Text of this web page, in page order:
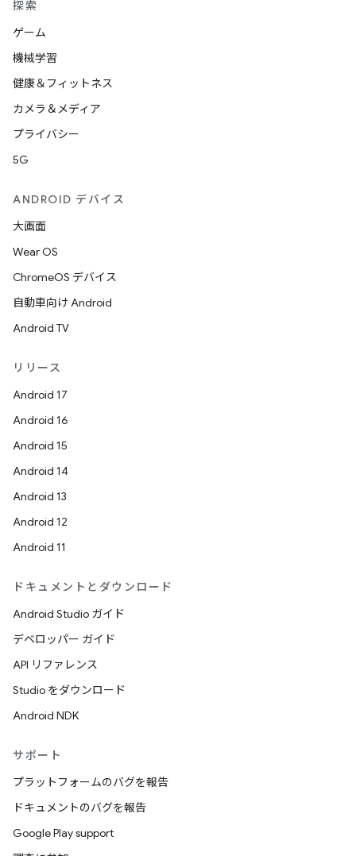
探索
ゲーム
機械学習
健康＆フィットネス
カメラ＆メディア
プライバシー
5G
ANDROID デバイス
大画面
Wear OS
ChromeOS デバイス
自動車向け Android
Android TV
リリース
Android 17
Android 16
Android 15
Android 14
Android 13
Android 12
Android 11
ドキュメントとダウンロード
Android Studio ガイド
デベロッパー ガイド
API リファレンス
Studio をダウンロード
Android NDK
サポート
プラットフォームのバグを報告
ドキュメントのバグを報告
Google Play support